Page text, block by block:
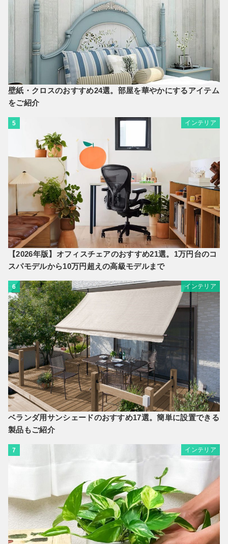
壁紙・クロスのおすすめ24選。部屋を華やかにするアイテム
をご紹介
5 インテリア
【2026年版】オフィスチェアのおすすめ21選。1万円台のコ
スパモデルから10万円超えの高級モデルまで
6 インテリア
ベランダ用サンシェードのおすすめ17選。簡単に設置できる
製品もご紹介
7 インテリア